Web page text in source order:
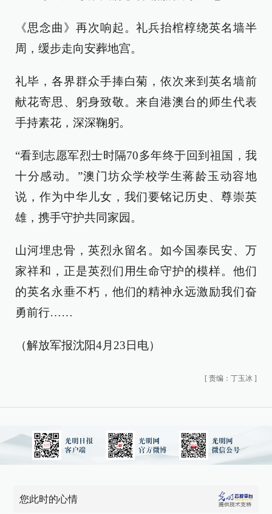
《思念曲》再次响起。礼兵抬棺椁绕英名墙半
周，缓步走向安葬地宫。
礼毕，各界群众手捧白菊，依次来到英名墙前
献花寄思、躬身致敬。来自港澳台的师生代表
手持素花，深深鞠躬。
“看到志愿军烈士时隔70多年终于回到祖国，我
十分感动。”澳门坊众学校学生蒋龄玉动容地
说，作为中华儿女，我们要铭记历史、尊崇英
雄，携手守护共同家园。
山河埋忠骨，英烈永留名。如今国泰民安、万
家祥和，正是英烈们用生命守护的模样。他们
的英名永垂不朽，他们的精神永远激励我们奋
勇前行……
（解放军报沈阳4月23日电）
[ 责编：丁玉冰 ]
您此时的心情